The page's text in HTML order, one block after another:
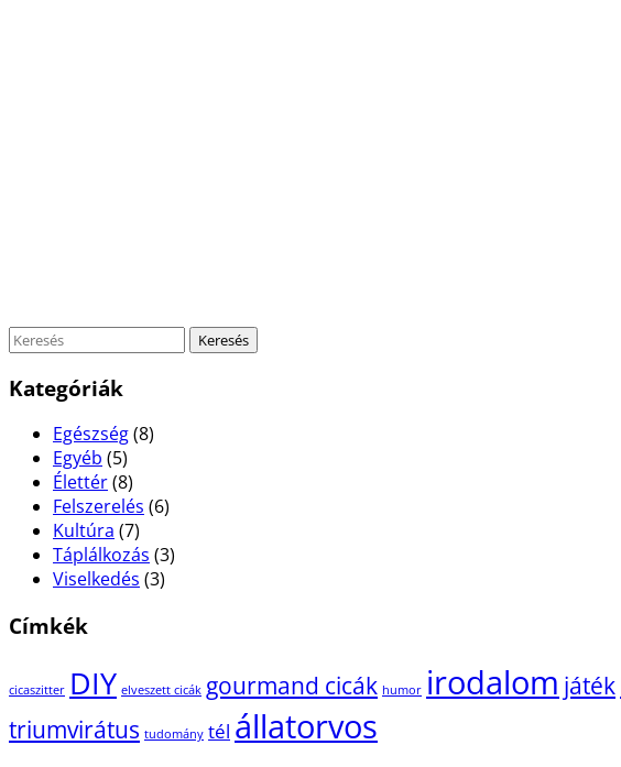
Kategóriák
Egészség(8)
Egyéb (5)
Élettér(8)
Felszerelés (6)
Kultúra (7)
Táplálkozás (3)
Viselkedés (3)
Címkék
cicaszitter DIY elveszett cicák gourmand cicák humor irodalom játék
triumvirátus tudomány tél állatorvos